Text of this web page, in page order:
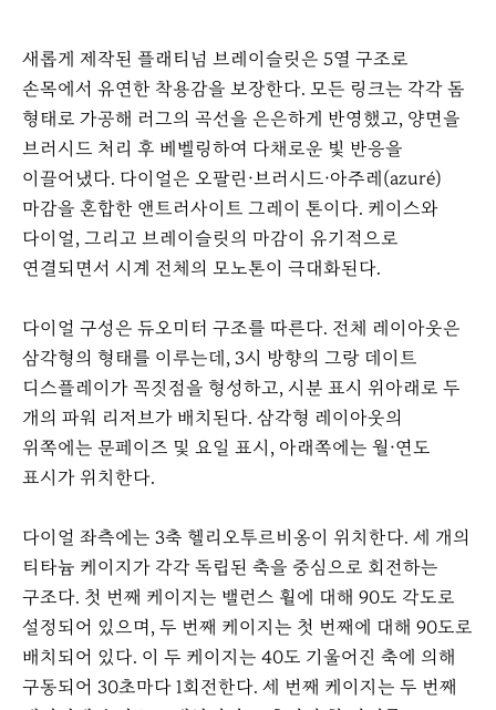
새롭게 제작된 플래티넘 브레이슬릿은 5열 구조로
손목에서 유연한 착용감을 보장한다. 모든 링크는 각각 돔
형태로 가공해 러그의 곡선을 은은하게 반영했고, 양면을
브러시드 처리 후 베벨링하여 다채로운 빛 반응을
이끌어냈다. 다이얼은 오팔린·브러시드·아주레(azuré)
마감을 혼합한 앤트러사이트 그레이 톤이다. 케이스와
다이얼, 그리고 브레이슬릿의 마감이 유기적으로
연결되면서 시계 전체의 모노톤이 극대화된다.
다이얼 구성은 듀오미터 구조를 따른다. 전체 레이아웃은
삼각형의 형태를 이루는데, 3시 방향의 그랑 데이트
디스플레이가 꼭짓점을 형성하고, 시분 표시 위아래로 두
개의 파워 리저브가 배치된다. 삼각형 레이아웃의
위쪽에는 문페이즈 및 요일 표시, 아래쪽에는 월·연도
표시가 위치한다.
다이얼 좌측에는 3축 헬리오투르비옹이 위치한다. 세 개의
티타늄 케이지가 각각 독립된 축을 중심으로 회전하는
구조다. 첫 번째 케이지는 밸런스 휠에 대해 90도 각도로
설정되어 있으며, 두 번째 케이지는 첫 번째에 대해 90도로
배치되어 있다. 이 두 케이지는 40도 기울어진 축에 의해
구동되어 30초마다 1회전한다. 세 번째 케이지는 두 번째